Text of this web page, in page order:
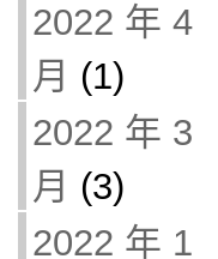
2022 年 4
月 (1)
2022 年 3
月 (3)
2022 年 1